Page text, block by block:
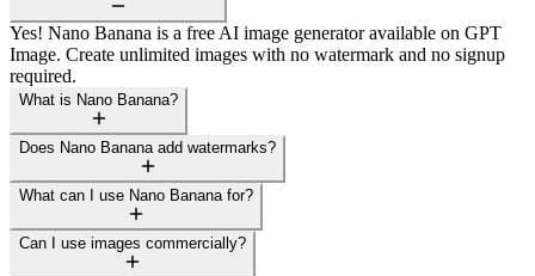
Yes! Nano Banana is a free AI image generator available on GPT
Image. Create unlimited images with no watermark and no signup
required.
What is Nano Banana?
Does Nano Banana add watermarks?
What can I use Nano Banana for?
Can I use images commercially?